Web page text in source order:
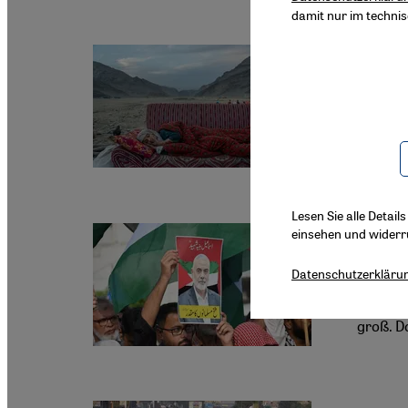
ihnen
Der
groß.
damit nur im
Lesen Sie alle
einsehen und